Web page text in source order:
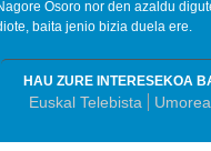
Osoro nor den azaldu
baita jenio bizia duela ere.
HAU ZURE INTERESEKOA
Euskal Telebista